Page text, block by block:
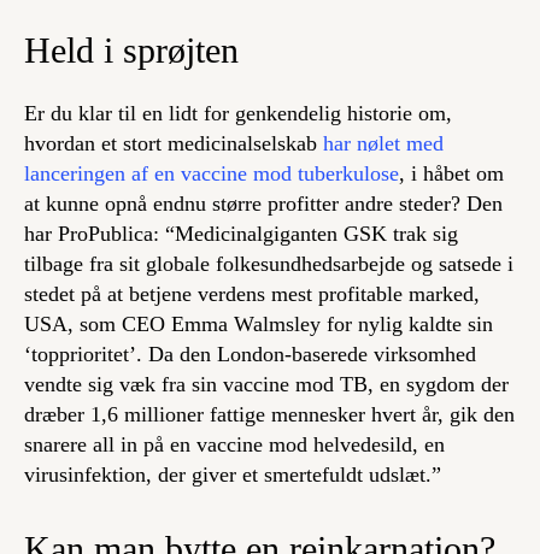
Held i sprøjten
Er du klar til en lidt for genkendelig historie om,
hvordan et stort medicinalselskab har nølet med
lanceringen af en vaccine mod tuberkulose, i håbet om
at kunne opnå endnu større profitter andre steder? Den
har ProPublica: “Medicinalgiganten GSK trak sig
tilbage fra sit globale folkesundhedsarbejde og satsede i
stedet på at betjene verdens mest profitable marked,
USA, som CEO Emma Walmsley for nylig kaldte sin
‘topprioritet’. Da den London-baserede virksomhed
vendte sig væk fra sin vaccine mod TB, en sygdom der
dræber 1,6 millioner fattige mennesker hvert år, gik den
snarere all in på en vaccine mod helvedesild, en
virusinfektion, der giver et smertefuldt udslæt.”